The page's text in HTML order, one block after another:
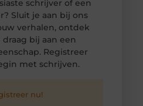
schrijver of een
Sluit je aan bij ons
verhalen, ontdek
bij aan een
Registreer
met schrijven.
nu!